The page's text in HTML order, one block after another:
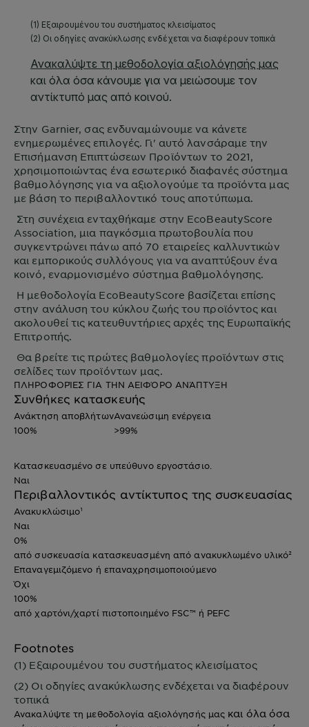
Στην Garnier, σας ενδυναμώνουμε να κάνετε
ενημερωμένες επιλογές. Γι' αυτό λανσάραμε την
Επισήμανση Επιπτώσεων Προϊόντων το 2021,
χρησιμοποιώντας ένα εσωτερικό διαφανές σύστημα
βαθμολόγησης για να αξιολογούμε τα προϊόντα μας
με βάση το περιβαλλοντικό τους αποτύπωμα.
Στη συνέχεια ενταχθήκαμε στην EcoBeautyScore
Association, μια παγκόσμια πρωτοβουλία που
συγκεντρώνει πάνω από 70 εταιρείες καλλυντικών
και εμπορικούς συλλόγους για να αναπτύξουν ένα
κοινό, εναρμονισμένο σύστημα βαθμολόγησης.
Η μεθοδολογία EcoBeautyScore βασίζεται επίσης
στην ανάλυση του κύκλου ζωής του προϊόντος και
ακολουθεί τις κατευθυντήριες αρχές της Ευρωπαϊκής
Επιτροπής.
Θα βρείτε τις πρώτες βαθμολογίες προϊόντων στις
σελίδες των προϊόντων μας.
ΠΛΗΡΟΦΟΡΊΕΣ ΓΙΑ ΤΗΝ ΑΕΙΦΌΡΟ ΑΝΆΠΤΥΞΗ
Συνθήκες κατασκευής
Ανάκτηση αποβλήτων
100%
Ανανεώσιμη ενέργεια
>99%
Κατασκευασμένο σε υπεύθυνο εργοστάσιο.
Ναι
Περιβαλλοντικός αντίκτυπος της συσκευασίας
Ανακυκλώσιμο¹
Ναι
0%
από συσκευασία κατασκευασμένη από ανακυκλωμένο υλικό²
Επαναγεμιζόμενο ή επαναχρησιμοποιούμενο
Όχι
100%
από χαρτόνι/χαρτί πιστοποιημένο FSC™ ή PEFC
Footnotes
(1) Εξαιρουμένου του συστήματος κλεισίματος
(2) Οι οδηγίες ανακύκλωσης ενδέχεται να διαφέρουν
τοπικά
Ανακαλύψτε τη μεθοδολογία αξιολόγησής μας και όλα όσα